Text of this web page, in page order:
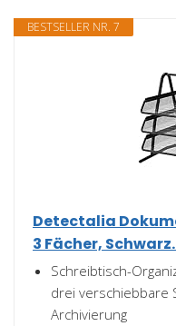
BESTSELLER NR. 7
Detectalia
3 Fächer,
Schreibtisch-
drei verschiebbare
Archivierung